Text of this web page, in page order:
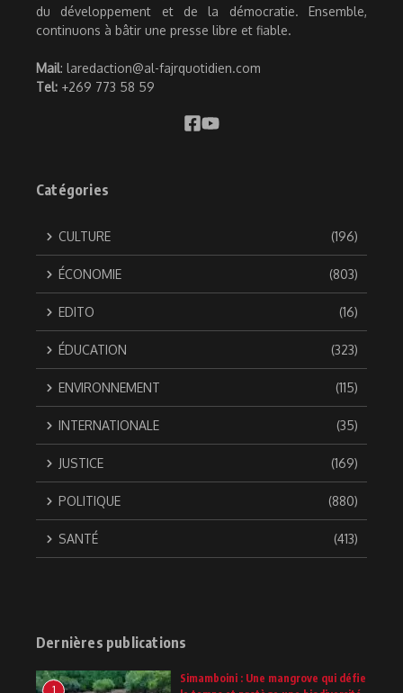
du développement et de la démocratie. Ensemble,
continuons à bâtir une presse libre et fiable.
Mail: laredaction@al-fajrquotidien.com
Tel: +269 773 58 59
Catégories
CULTURE (196)
ÉCONOMIE (803)
EDITO (16)
ÉDUCATION (323)
ENVIRONNEMENT (115)
INTERNATIONALE (35)
JUSTICE (169)
POLITIQUE (880)
SANTÉ (413)
Dernières publications
1
Simamboini : Une mangrove qui défie